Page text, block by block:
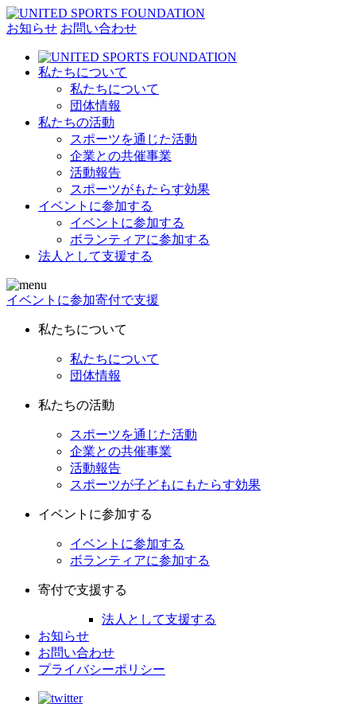
お知らせ お問い合わせ
私たちについて
私たちについて
団体情報
私たちの活動
スポーツを通じた活動
企業との共催事業
活動報告
スポーツがもたらす効果
イベントに参加する
イベントに参加する
ボランティアに参加する
法人として支援する
イベントに参加寄付で支援
私たちについて
私たちについて
団体情報
私たちの活動
スポーツを通じた活動
企業との共催事業
活動報告
スポーツが子どもにもたらす効果
イベントに参加する
イベントに参加する
ボランティアに参加する
寄付で支援する
法人として支援する
お知らせ
お問い合わせ
プライバシーポリシー